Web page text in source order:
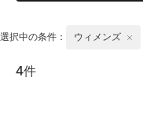
選択中の条件： ウィメンズ
4件